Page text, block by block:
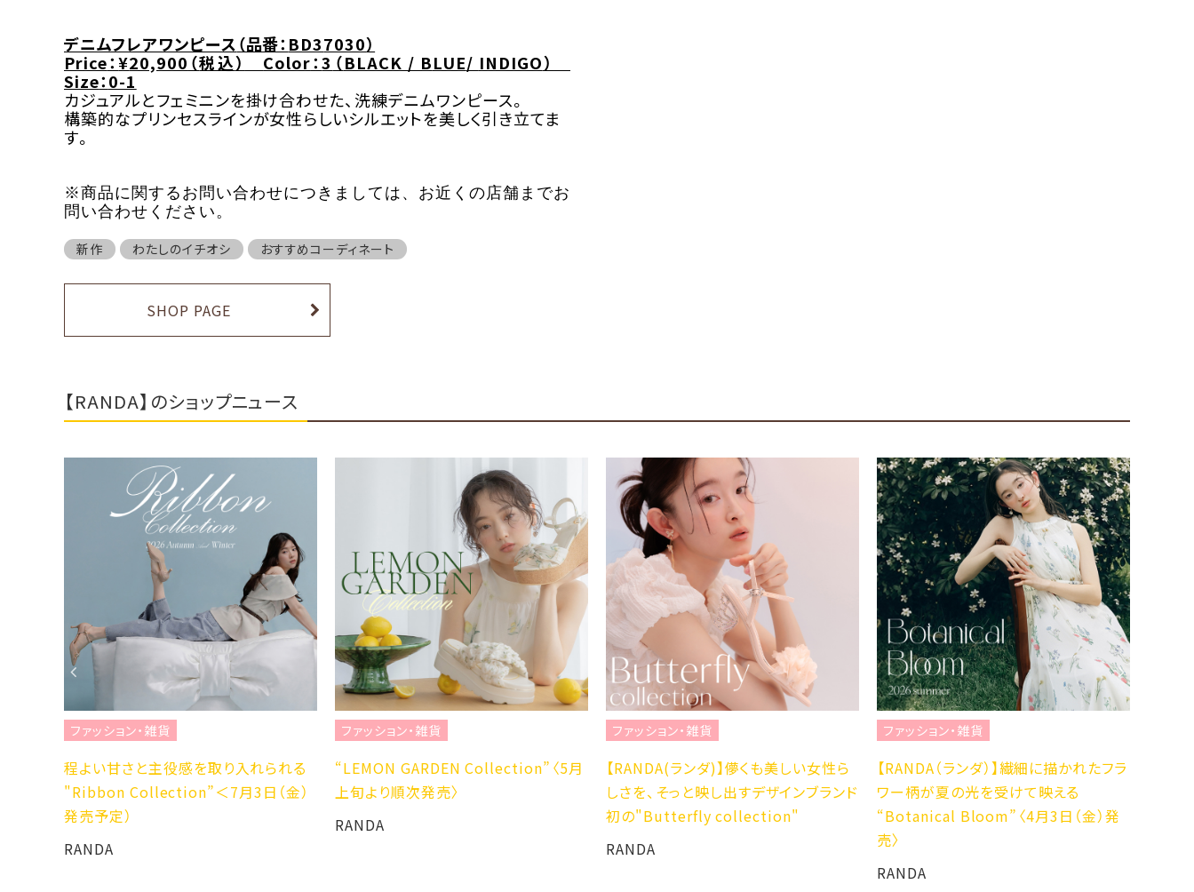
デニムフレアワンピース（品番： BD37030）
Price：¥20,900 （税込） Color：3 （BLACK / BLUE/ INDIGO）
Size：0-1
カジュアルとフェミニンを掛け合わせた、洗練デニムワンピース。
構築的なプリンセスラインが女性らしいシルエットを美しく引き立てま
す。
※商品に関するお問い合わせにつきましては、お近くの店舗までお
問い合わせください。
新作 わたしのイチオシ おすすめコーディネート
SHOP PAGE
【RANDA】のショップニュース
ファッション・雑貨
程よい甘さと主役感を取り入れられる
"Ribbon Collection”＜7月3日（金）
発売予定）
RANDA
ファッション・雑貨
“LEMON GARDEN Collection”〈5月
上旬より順次発売〉
RANDA
ファッション・雑貨
【RANDA(ランダ)】儚くも美しい女性ら
しさを、そっと映し出すデザインブランド
初の"Butterfly collection"
RANDA
ファッション・雑貨
【RANDA（ランダ）】繊細に描かれたフラ
ワー柄が夏の光を受けて映える
“Botanical Bloom”〈4月3日（金）発
売〉
RANDA